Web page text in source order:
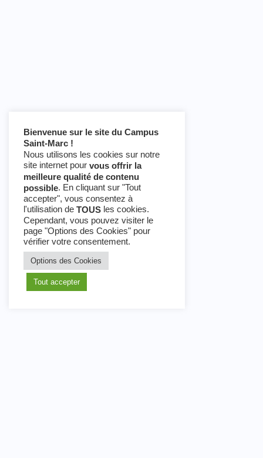
Bienvenue sur le site du Campus
Saint-Marc !
Nous utilisons les cookies sur notre
site internet pour vous offrir la
meilleure qualité de contenu
possible. En cliquant sur "Tout
accepter", vous consentez à
l'utilisation de TOUS les cookies.
Cependant, vous pouvez visiter le
page "Options des Cookies" pour
vérifier votre consentement.
Options des Cookies
Tout accepter